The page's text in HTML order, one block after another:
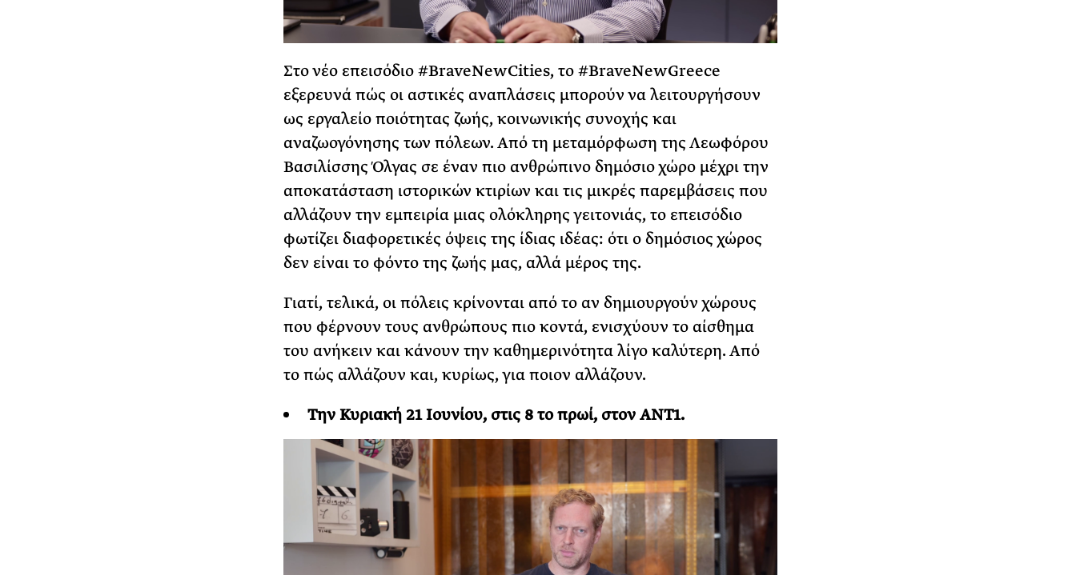
Στο νέο επεισόδιο #BraveNewCities, το #BraveNewGreece
εξερευνά πώς οι αστικές αναπλάσεις μπορούν να λειτουργήσουν
ως εργαλείο ποιότητας ζωής, κοινωνικής συνοχής και
αναζωογόνησης των πόλεων. Από τη μεταμόρφωση της Λεωφόρου
Βασιλίσσης Όλγας σε έναν πιο ανθρώπινο δημόσιο χώρο μέχρι την
αποκατάσταση ιστορικών κτιρίων και τις μικρές παρεμβάσεις που
αλλάζουν την εμπειρία μιας ολόκληρης γειτονιάς, το επεισόδιο
φωτίζει διαφορετικές όψεις της ίδιας ιδέας: ότι ο δημόσιος χώρος
δεν είναι το φόντο της ζωής μας, αλλά μέρος της.
Γιατί, τελικά, οι πόλεις κρίνονται από το αν δημιουργούν χώρους
που φέρνουν τους ανθρώπους πιο κοντά, ενισχύουν το αίσθημα
του ανήκειν και κάνουν την καθημερινότητα λίγο καλύτερη. Από
το πώς αλλάζουν και, κυρίως, για ποιον αλλάζουν.
Την Κυριακή 21 Ιουνίου, στις 8 το πρωί, στον ANT1.